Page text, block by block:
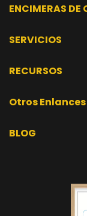
ENCIMERAS DE
SERVICIOS
RECURSOS
Otros Enlances
BLOG